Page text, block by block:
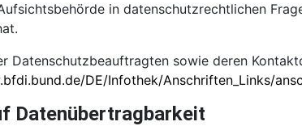
in datenschutzrechtlichen
Datenschutzbeauftragten sowie deren
DE/Infothek/Anschriften_Links/
Datenübertragbarkeit